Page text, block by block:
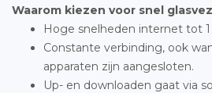
Waarom kiezen voor snel
Hoge snelheden internet tot 1
Constante verbinding, ook
apparaten zijn aangesloten.
Up- en downloaden gaat via